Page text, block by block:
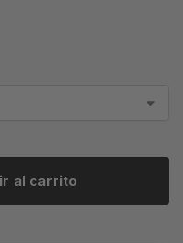
al carrito